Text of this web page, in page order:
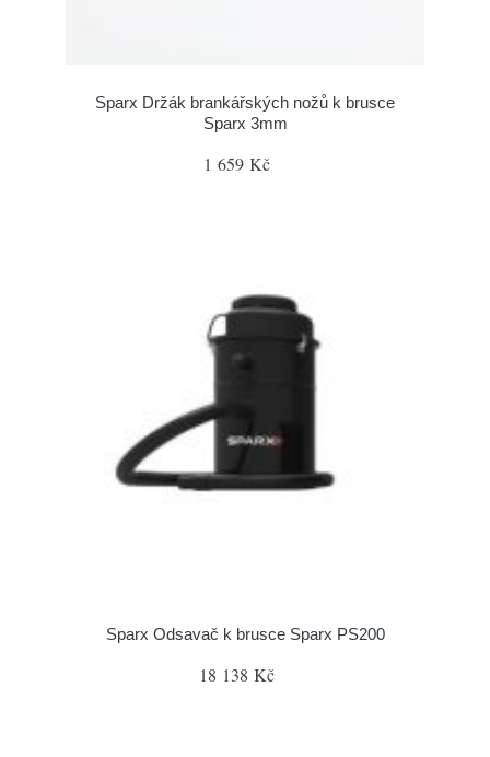
Sparx Držák brankářských nožů k brusce
Sparx 3mm
1 659 Kč
Sparx Odsavač k brusce Sparx PS200
18 138 Kč